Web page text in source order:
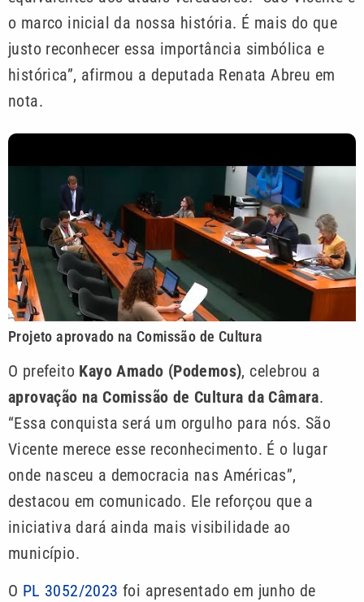
o marco inicial da nossa história. É mais do que
justo reconhecer essa importância simbólica e
histórica”, afirmou a deputada Renata Abreu em
nota.
Projeto aprovado na Comissão de Cultura
O prefeito Kayo Amado (Podemos), celebrou a
aprovação na Comissão de Cultura da Câmara.
“Essa conquista será um orgulho para nós. São
Vicente merece esse reconhecimento. É o lugar
onde nasceu a democracia nas Américas”,
destacou em comunicado. Ele reforçou que a
iniciativa dará ainda mais visibilidade ao
município.
O PL 3052/2023 foi apresentado em junho de